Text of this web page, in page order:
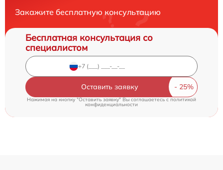
Закажите бесплатную консультацию
Бесплатная консультация со
специалистом
Оставить заявку
Нажимая на кнопку "Оставить заявку" Вы соглашаетесь cполитикой
конфиденциальности